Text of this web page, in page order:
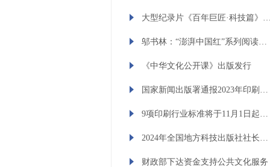
大型纪录片《百年巨匠·科技篇》首播暨图书出版启动
邬书林：“澎湃中国红”系列阅读活动将成为推进红色阅读的重要平台
《中华文化公开课》出版发行
国家新闻出版署通报2023年印刷复制质检情况
9项印刷行业标准将于11月1日起实施
2024年全国地方科技出版社社长年会在湖北宜昌召开 以出版赋能科技创新发展
财政部下达资金支持公共文化服务